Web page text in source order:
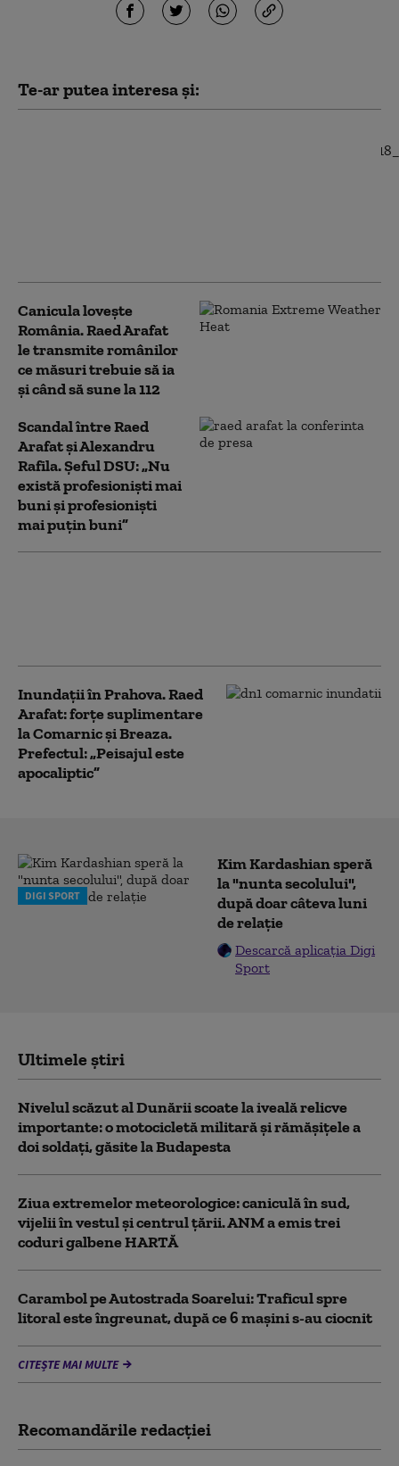
Te-ar putea interesa și:
Canicula lovește
România. Raed Arafat
le transmite românilor
ce măsuri trebuie să ia
și când să sune la 112
Scandal între Raed
Arafat și Alexandru
Rafila. Șeful DSU: „Nu
există profesioniști mai
buni și profesioniști
mai puțin buni”
Inundații în Prahova. Raed
Arafat: forțe suplimentare
la Comarnic și Breaza.
Prefectul: „Peisajul este
apocaliptic”
DIGI SPORT
Kim Kardashian speră
la "nunta secolului",
după doar câteva luni
de relație
Descarcă aplicația Digi
Sport
Ultimele știri
Nivelul scăzut al Dunării scoate la iveală relicve
importante: o motocicletă militară și rămășițele a
doi soldați, găsite la Budapesta
Ziua extremelor meteorologice: caniculă în sud,
vijelii în vestul și centrul țării. ANM a emis trei
coduri galbene HARTĂ
Carambol pe Autostrada Soarelui: Traficul spre
litoral este îngreunat, după ce 6 mașini s-au ciocnit
CITEȘTE MAI MULTE
Recomandările redacţiei